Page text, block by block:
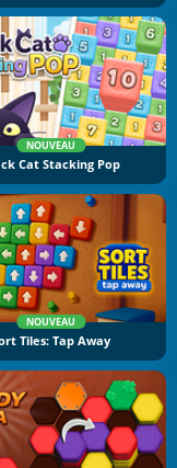
NOUVEAU
Cat Stacking Pop
NOUVEAU
Tiles: Tap Away